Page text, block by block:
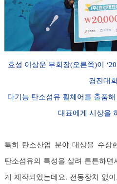
효성 이상운 부회장(오른쪽)이
경진대회
다기능 탄소섬유 휠체어를 출품해
대표에게 시상을
특히 탄소산업 분야 대상을 수상
탄소섬유의 특성을 살려 튼튼하면
게 제작되었는데요. 전동장치 없